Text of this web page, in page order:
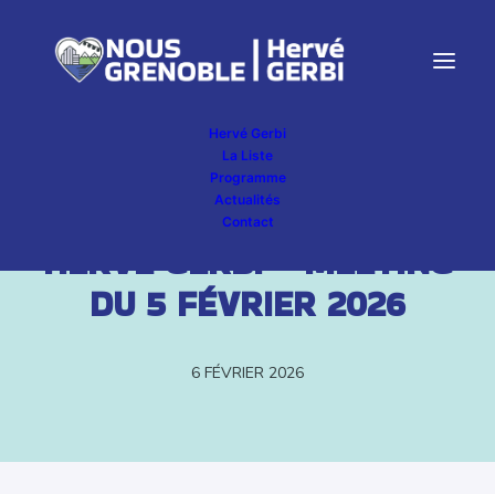
Hervé Gerbi
La Liste
Programme
Actualités
Contact
TÉLÉ GRENOBLE –
HERVÉ GERBI – MEETING
DU 5 FÉVRIER 2026
6 FÉVRIER 2026